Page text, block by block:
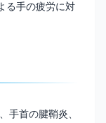
る手の疲労に対
手首の腱鞘炎、